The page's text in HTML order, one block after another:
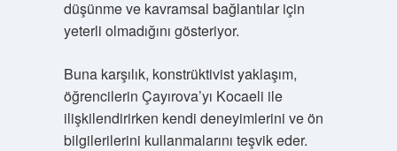
düşünme ve kavramsal bağlantılar için
yeterli olmadığını gösteriyor.
Buna karşılık, konstrüktivist yaklaşım,
öğrencilerin Çayırova’yı Kocaeli ile
ilişkilendirirken kendi deneyimlerini ve ön
bilgilerilerini kullanmalarını teşvik eder.